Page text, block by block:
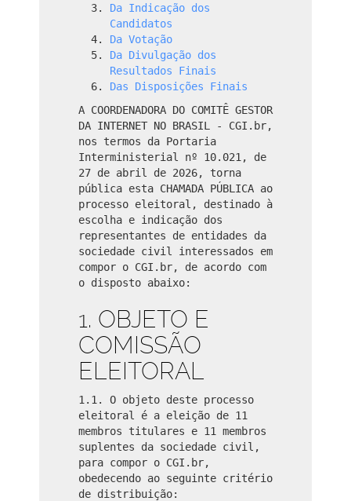
Da Indicação dos
Candidatos
Da Votação
Da Divulgação dos
Resultados Finais
Das Disposições Finais
A COORDENADORA DO COMITÊ GESTOR
DA INTERNET NO BRASIL - CGI.br,
nos termos da Portaria
Interministerial nº 10.021, de
27 de abril de 2026, torna
pública esta CHAMADA PÚBLICA ao
processo eleitoral, destinado à
escolha e indicação dos
representantes de entidades da
sociedade civil interessados em
compor o CGI.br, de acordo com
o disposto abaixo:
1. OBJETO E
COMISSÃO
ELEITORAL
1.1. O objeto deste processo
eleitoral é a eleição de 11
membros titulares e 11 membros
suplentes da sociedade civil,
para compor o CGI.br,
obedecendo ao seguinte critério
de distribuição: